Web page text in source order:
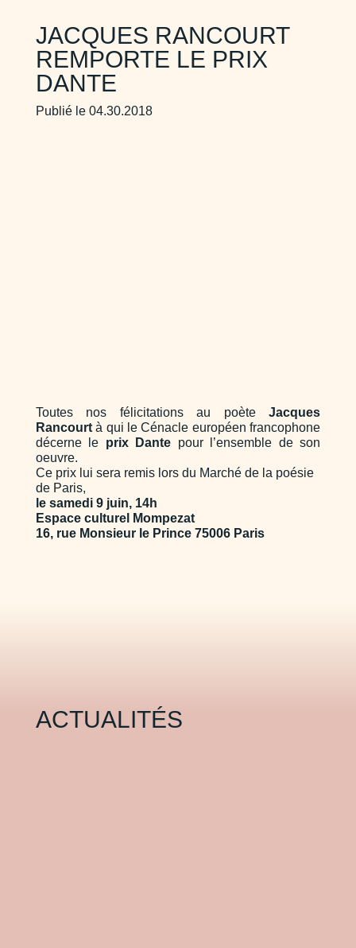
JACQUES RANCOURT
REMPORTE LE PRIX
DANTE
Publié le 04.30.2018
Toutes nos félicitations au poèteJacques
Rancourtà qui le Cénacle européen francophone
décerne le prix Dante pour l’ensemble de son
oeuvre.
Ce prix lui sera remis lors du Marché de la poésie
de Paris,
le samedi 9 juin, 14h
Espace culturel Mompezat
16, rue Monsieur le Prince 75006 Paris
ACTUALITÉS